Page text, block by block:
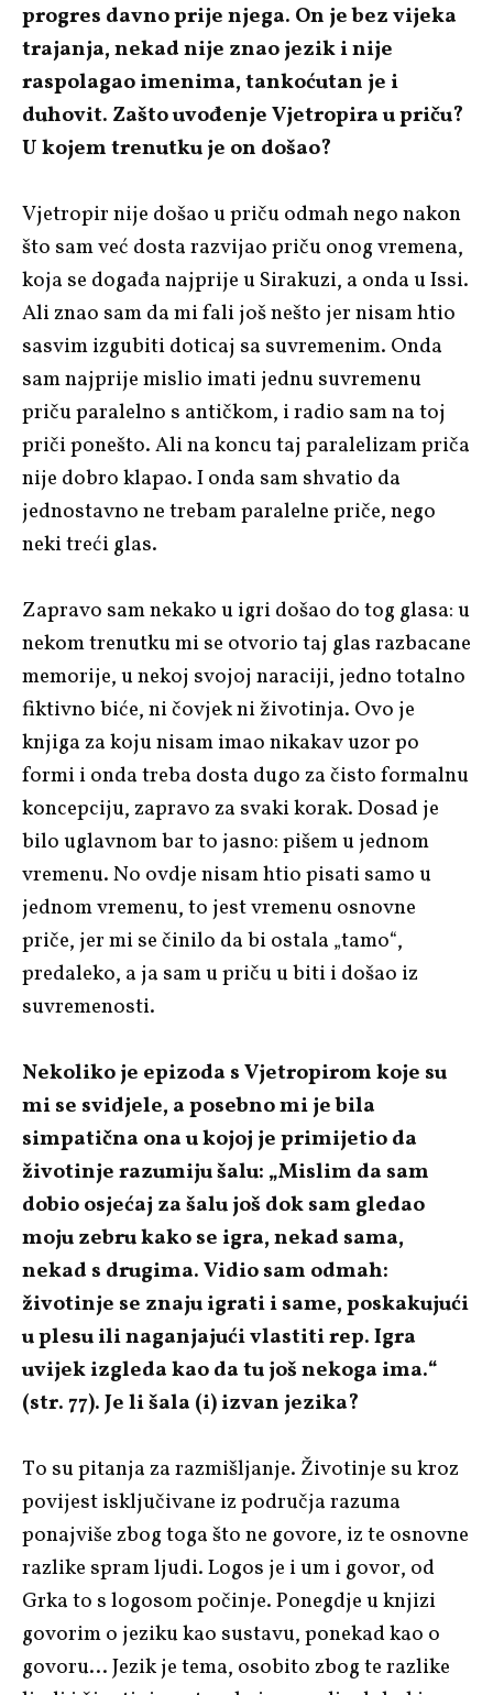
progres davno prije njega. On je bez vijeka
trajanja, nekad nije znao jezik i nije
raspolagao imenima, tankoćutan je i
duhovit. Zašto uvođenje Vjetropira u priču?
U kojem trenutku je on došao?
Vjetropir nije došao u priču odmah nego nakon
što sam već dosta razvijao priču onog vremena,
koja se događa najprije u Sirakuzi, a onda u Issi.
Ali znao sam da mi fali još nešto jer nisam htio
sasvim izgubiti doticaj sa suvremenim. Onda
sam najprije mislio imati jednu suvremenu
priču paralelno s antičkom, i radio sam na toj
priči ponešto. Ali na koncu taj paralelizam priča
nije dobro klapao. I onda sam shvatio da
jednostavno ne trebam paralelne priče, nego
neki treći glas.
Zapravo sam nekako u igri došao do tog glasa: u
nekom trenutku mi se otvorio taj glas razbacane
memorije, u nekoj svojoj naraciji, jedno totalno
fiktivno biće, ni čovjek ni životinja. Ovo je
knjiga za koju nisam imao nikakav uzor po
formi i onda treba dosta dugo za čisto formalnu
koncepciju, zapravo za svaki korak. Dosad je
bilo uglavnom bar to jasno: pišem u jednom
vremenu. No ovdje nisam htio pisati samo u
jednom vremenu, to jest vremenu osnovne
priče, jer mi se činilo da bi ostala „tamo“,
predaleko, a ja sam u priču u biti i došao iz
suvremenosti.
Nekoliko je epizoda s Vjetropirom koje su
mi se svidjele, a posebno mi je bila
simpatična ona u kojoj je primijetio da
životinje razumiju šalu: „Mislim da sam
dobio osjećaj za šalu još dok sam gledao
moju zebru kako se igra, nekad sama,
nekad s drugima. Vidio sam odmah:
životinje se znaju igrati i same, poskakujući
u plesu ili naganjajući vlastiti rep. Igra
uvijek izgleda kao da tu još nekoga ima.“
(str. 77). Je li šala (i) izvan jezika?
To su pitanja za razmišljanje. Životinje su kroz
povijest isključivane iz područja razuma
ponajviše zbog toga što ne govore, iz te osnovne
razlike spram ljudi. Logos je i um i govor, od
Grka to s logosom počinje. Ponegdje u knjizi
govorim o jeziku kao sustavu, ponekad kao o
govoru… Jezik je tema, osobito zbog te razlike